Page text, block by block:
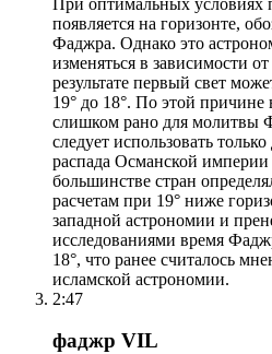
появляется на горизонте,
Фаджра. Однако это
изменяться в зависимости
результате первый свет
19° до 18°. По этой
слишком рано для молитвы
следует использовать
распада Османской
большинстве стран
расчетам при 19° ниже
западной астрономии и
исследованиями время
18°, что ранее считалось
исламской астрономии.
2:47
фаджр VIL